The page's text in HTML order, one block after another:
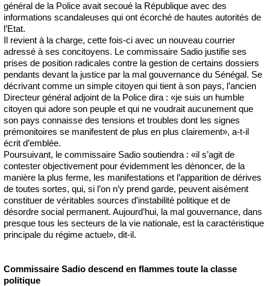
général de la Police avait secoué la République avec des
informations scandaleuses qui ont écorché de hautes autorités de
l’Etat.
Il revient à la charge, cette fois-ci avec un nouveau courrier
adressé à ses concitoyens. Le commissaire Sadio justifie ses
prises de position radicales contre la gestion de certains dossiers
pendants devant la justice par la mal gouvernance du Sénégal. Se
décrivant comme un simple citoyen qui tient à son pays, l’ancien
Directeur général adjoint de la Police dira : «je suis un humble
citoyen qui adore son peuple et qui ne voudrait aucunement que
son pays connaisse des tensions et troubles dont les signes
prémonitoires se manifestent de plus en plus clairement», a-t-il
écrit d’emblée.
Poursuivant, le commissaire Sadio soutiendra : «il s’agit de
contester objectivement pour évidemment les dénoncer, de la
manière la plus ferme, les manifestations et l’apparition de dérives
de toutes sortes, qui, si l’on n’y prend garde, peuvent aisément
constituer de véritables sources d’instabilité politique et de
désordre social permanent. Aujourd’hui, la mal gouvernance, dans
presque tous les secteurs de la vie nationale, est la caractéristique
principale du régime actuel», dit-il.
Commissaire Sadio descend en flammes toute la classe
politique